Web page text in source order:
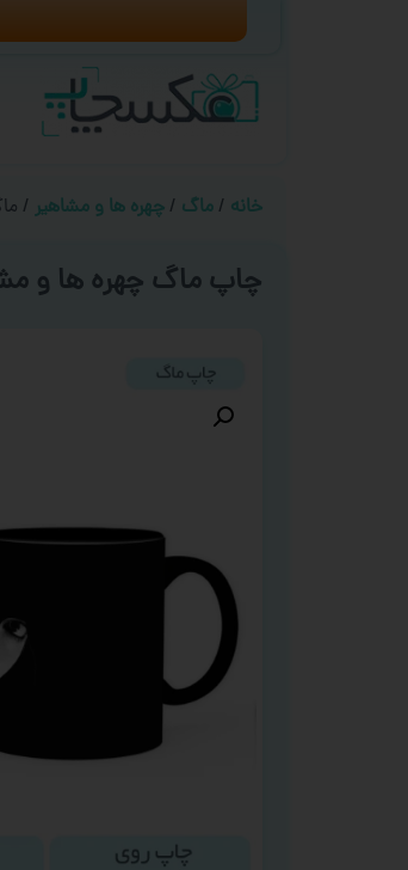
خانه / ماگ / چهره ها و مشاهیر /
چاپ ماگ چهره ها و